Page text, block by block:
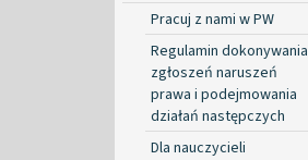
Pracuj z nami w PW
Regulamin dokonywania
zgłoszeń naruszeń
prawa i podejmowania
działań następczych
Dla nauczycieli